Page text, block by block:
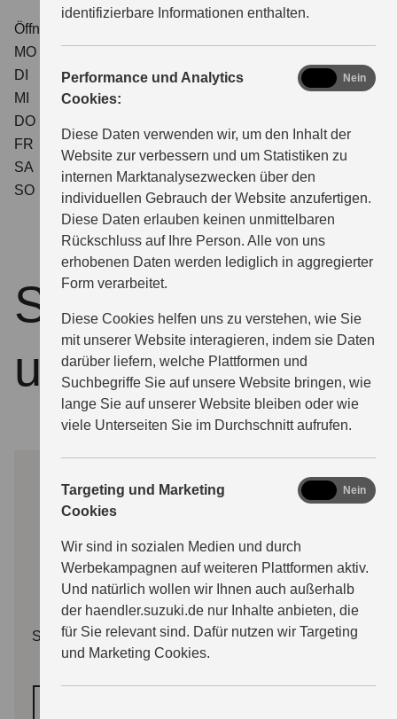
identifizierbare Informationen enthalten.
Performance und Analytics
Cookies:
Diese Daten verwenden wir, um den Inhalt der
Website zur verbessern und um Statistiken zu
internen Marktanalysezwecken über den
individuellen Gebrauch der Website anzufertigen.
Diese Daten erlauben keinen unmittelbaren
Rückschluss auf Ihre Person. Alle von uns
erhobenen Daten werden lediglich in aggregierter
Form verarbeitet.
Diese Cookies helfen uns zu verstehen, wie Sie
mit unserer Website interagieren, indem sie Daten
darüber liefern, welche Plattformen und
Suchbegriffe Sie auf unsere Website bringen, wie
lange Sie auf unserer Website bleiben oder wie
viele Unterseiten Sie im Durchschnitt aufrufen.
analyticsNein
Targeting und Marketing
Cookies
Wir sind in sozialen Medien und durch
Werbekampagnen auf weiteren Plattformen aktiv.
Und natürlich wollen wir Ihnen auch außerhalb
der haendler.suzuki.de nur Inhalte anbieten, die
für Sie relevant sind. Dafür nutzen wir Targeting
und Marketing Cookies.
marketing
Nein
Öffnungszeiten Service
MO
DI
08:00 - 18:00
MI
08:00 - 18:00
DO
FR
08:00 - 18:00
SA
SO
geschlossen
So finden Sie zu
uns
Sie müssen erst die Kategorie "Funktionale Cookies"
freischalten.